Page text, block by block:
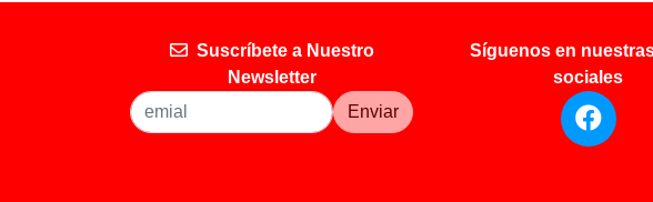
Suscríbete a Nuestro
Newsletter
Enviar
Síguenos en
sociales